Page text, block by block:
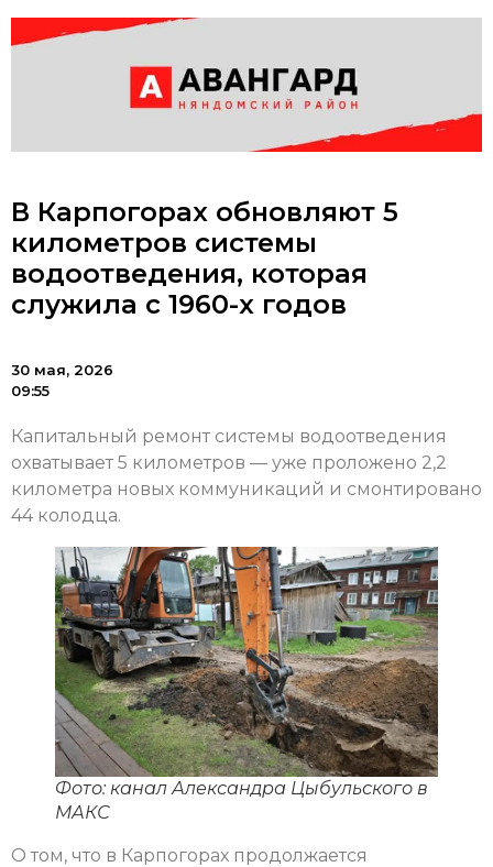
В Карпогорах обновляют 5
километров системы
водоотведения, которая
служила с 1960-х годов
30 мая, 2026
09:55
Капитальный ремонт системы водоотведения
охватывает 5 километров — уже проложено 2,2
километра новых коммуникаций и смонтировано
44 колодца.
Фото: канал Александра Цыбульского в
МАКС
О том, что в Карпогорах продолжается